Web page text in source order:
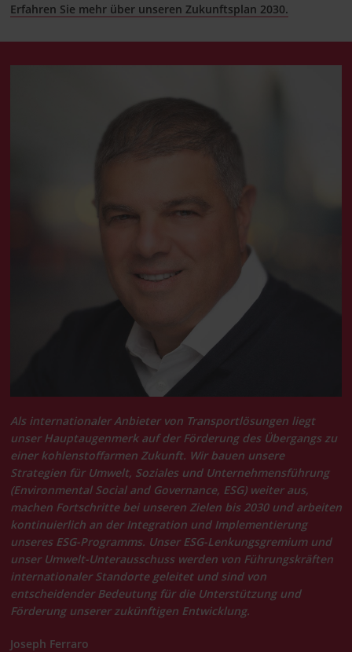
Erfahren Sie mehr über unseren Zukunftsplan 2030.
Als internationaler Anbieter von Transportlösungen liegt
unser Hauptaugenmerk auf der Förderung des Übergangs zu
einer kohlenstoffarmen Zukunft. Wir bauen unsere
Strategien für Umwelt, Soziales und Unternehmensführung
(Environmental Social and Governance, ESG) weiter aus,
machen Fortschritte bei unseren Zielen bis 2030 und arbeiten
kontinuierlich an der Integration und Implementierung
unseres ESG-Programms. Unser ESG-Lenkungsgremium und
unser Umwelt-Unterausschuss werden von Führungskräften
internationaler Standorte geleitet und sind von
entscheidender Bedeutung für die Unterstützung und
Förderung unserer zukünftigen Entwicklung.
Joseph Ferraro